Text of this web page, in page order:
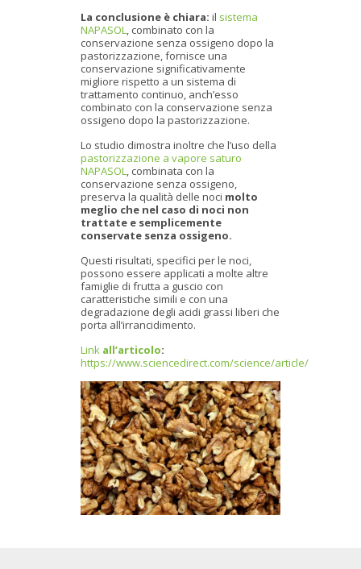
La conclusione è chiara: il sistema
NAPASOL, combinato con la
conservazione senza ossigeno dopo la
pastorizzazione, fornisce una
conservazione significativamente
migliore rispetto a un sistema di
trattamento continuo, anch’esso
combinato con la conservazione senza
ossigeno dopo la pastorizzazione.
Lo studio dimostra inoltre che l’uso della
pastorizzazione a vapore saturo
NAPASOL, combinata con la
conservazione senza ossigeno,
preserva la qualità delle noci molto
meglio che nel caso di noci non
trattate e semplicemente
conservate senza ossigeno.
Questi risultati, specifici per le noci,
possono essere applicati a molte altre
famiglie di frutta a guscio con
caratteristiche simili e con una
degradazione degli acidi grassi liberi che
porta all’irrancidimento.
Link all’articolo:
https://www.sciencedirect.com/science/article/